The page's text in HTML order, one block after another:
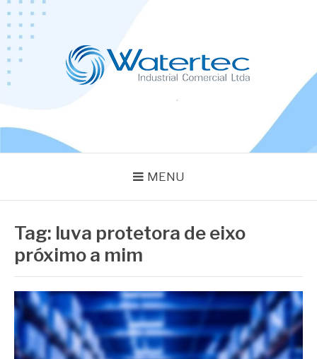
Pular
para
conteúdo
MENU
Tag: luva protetora de eixo
próximo a mim